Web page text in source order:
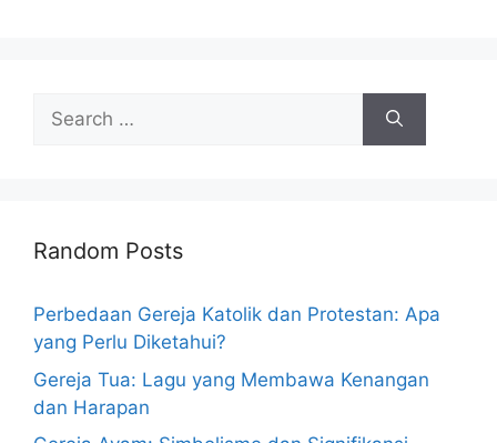
Search
for:
Random Posts
Perbedaan Gereja Katolik dan Protestan: Apa
yang Perlu Diketahui?
Gereja Tua: Lagu yang Membawa Kenangan
dan Harapan